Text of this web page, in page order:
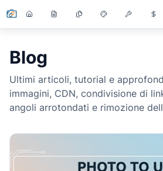
Blog
Ultimi articoli, tutorial e
immagini, CDN, condivisione di
angoli arrotondati e rimozione